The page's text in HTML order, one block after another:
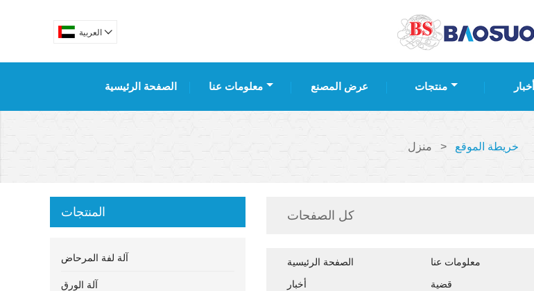
العربية 
الصفحة الرئيسية معلومات عنا عرض المصنع منتجات أخبار
منزل > خريطة الموقع
كل الصفحات
الصفحة الرئيسية معلومات عنا
أخبار
قضية
المنتجات
آلة لفة المرحاض
آلة الورق